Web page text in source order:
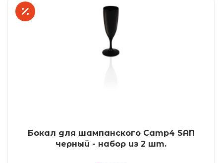
Бокал для шампанского Camp4 SAN
черный - набор из 2 шт.